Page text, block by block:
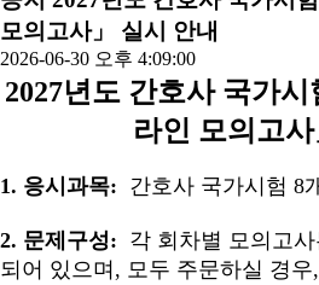
모의고사」 실시 안내
2026-06-30 오후 4:09:00
2027년도 간호사 국가
라인 모의고사
1. 응시과목: 간호사 국가시험 8
2. 문제구성: 각 회차별 모의고
되어 있으며 , 모두 주문하실 경우,